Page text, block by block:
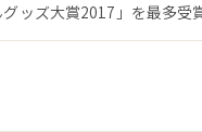
ッズ大賞2017」を最多受